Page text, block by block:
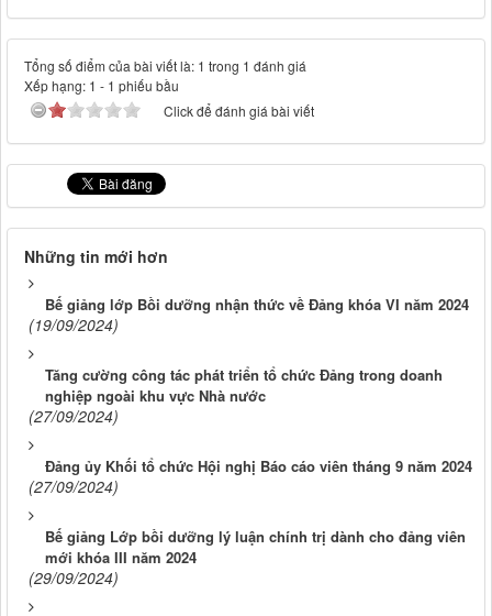
Tổng số điểm của bài viết là: 1 trong 1 đánh giá
Xếp hạng: 1 - 1 phiếu bầu
Click để đánh giá bài viết
Những tin mới hơn
Bế giảng lớp Bồi dưỡng nhận thức về Đảng khóa VI năm 2024
(19/09/2024)
Tăng cường công tác phát triển tổ chức Đảng trong doanh
nghiệp ngoài khu vực Nhà nước
(27/09/2024)
Đảng ủy Khối tổ chức Hội nghị Báo cáo viên tháng 9 năm 2024
(27/09/2024)
Bế giảng Lớp bồi dưỡng lý luận chính trị dành cho đảng viên
mới khóa III năm 2024
(29/09/2024)